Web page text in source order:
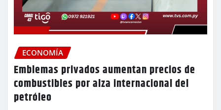
ECONOMÍA
Emblemas privados aumentan precios de
combustibles por alza internacional del
petróleo